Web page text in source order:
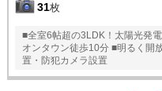
31枚
■全室6帖超の3LDK！太陽光発
オンタウン徒歩10分 ■明るく開
置・防犯カメラ設置